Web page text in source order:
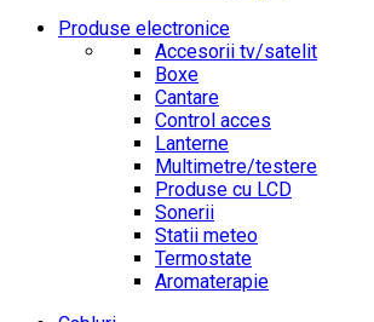
Produse electronice
Accesorii tv/satelit
Boxe
Cantare
Control acces
Lanterne
Multimetre/testere
Produse cu LCD
Sonerii
Statii meteo
Termostate
Aromaterapie